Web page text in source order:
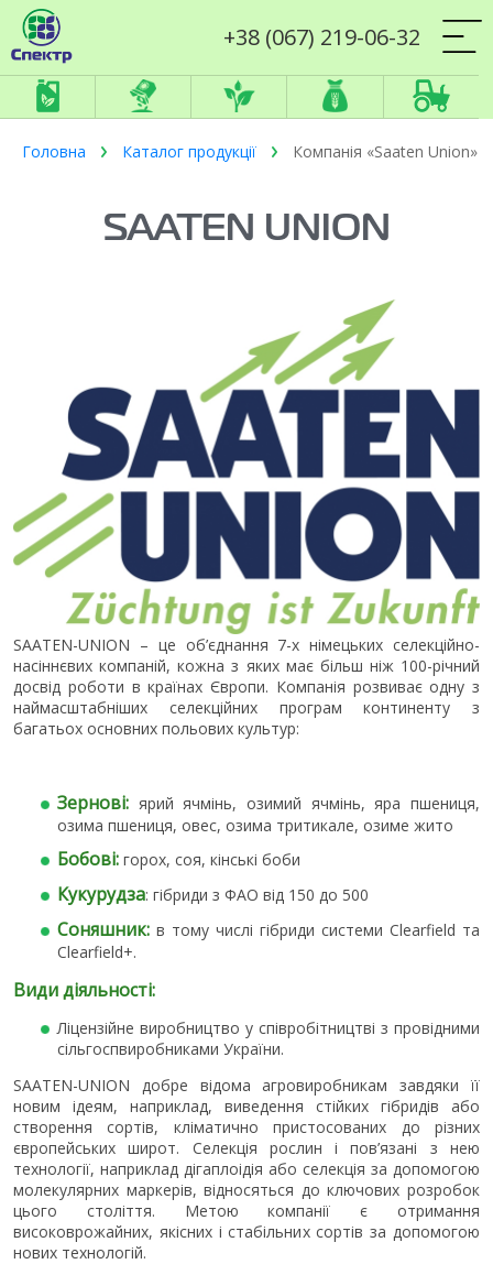
+38 (067) 219-06-32
Головна Каталог продукції Компанія «Saaten Union»
SAATEN UNION
SAATEN-UNION – це об’єднання 7-х німецьких селекційно-
насіннєвих компаній, кожна з яких має більш ніж 100-річний
досвід роботи в країнах Європи. Компанія розвиває одну з
наймасштабніших селекційних програм континенту з
багатьох основних польових культур:
Зернові: ярий ячмінь, озимий ячмінь, яра пшениця,
озима пшениця, овес, озима тритикале, озиме жито
Бобові: горох, соя, кінські боби
Кукурудза: гібриди з ФАО від 150 до 500
Соняшник: в тому числі гібриди системи Clearfield та
Clearfield+.
Види діяльності:
Ліцензійне виробництво у співробітництві з провідними
сільгоспвиробниками України.
SAATEN-UNION добре відома агровиробникам завдяки її
новим ідеям, наприклад, виведення стійких гібридів або
створення сортів, кліматично пристосованих до різних
європейських широт. Селекція рослин і пов’язані з нею
технології, наприклад дігаплоідія або селекція за допомогою
молекулярних маркерів, відносяться до ключових розробок
цього століття. Метою компанії є отримання
високоврожайних, якісних і стабільних сортів за допомогою
нових технологій.